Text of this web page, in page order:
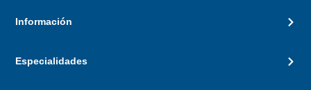
Información
Especialidades